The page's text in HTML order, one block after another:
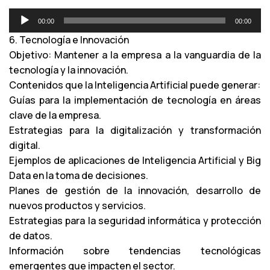
e
p
r
o
d
u
c
t
o
r
d
e
a
u
d
i
00:00 00:00
6. Tecnología e Innovación
Objetivo: Mantener a la empresa a la vanguardia de la
tecnología y la innovación.
Contenidos que la Inteligencia Artificial puede generar:
Guías para la implementación de tecnología en áreas
clave de la empresa.
Estrategias para la digitalización y transformación
digital.
Ejemplos de aplicaciones de Inteligencia Artificial y Big
Data en la toma de decisiones.
Planes de gestión de la innovación, desarrollo de
nuevos productos y servicios.
Estrategias para la seguridad informática y protección
de datos.
Información sobre tendencias tecnológicas
emergentes que impacten el sector.